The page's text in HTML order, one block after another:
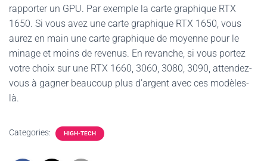
rapporter un GPU. Par exemple la carte graphique RTX
1650. Si vous avez une carte graphique RTX 1650, vous
aurez en main une carte graphique de moyenne pour le
minage et moins de revenus. En revanche, si vous portez
votre choix sur une RTX 1660, 3060, 3080, 3090, attendez-
vous à gagner beaucoup plus d’argent avec ces modèles-
là.
Categories: HIGH-TECH